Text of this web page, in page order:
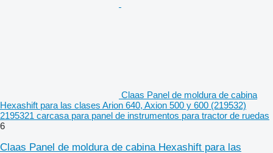
Claas Panel de moldura de cabina
Hexashift para las clases Arion 640, Axion 500 y 600 (219532)
2195321 carcasa para panel de instrumentos para tractor de ruedas
6
Claas Panel de moldura de cabina Hexashift para las